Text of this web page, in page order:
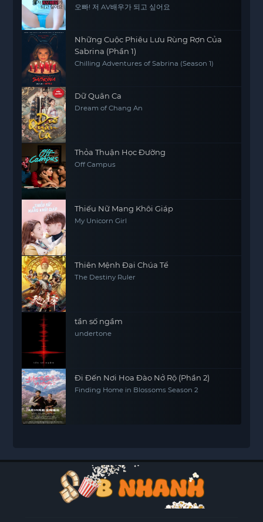
오빠! 저 AV배우가 되고 싶어요
Những Cuộc Phiêu Lưu Rùng Rợn Của
Sabrina (Phần 1)
Chilling Adventures of Sabrina (Season 1)
Dữ Quân Ca
Dream of Chang An
Thỏa Thuận Học Đường
Off Campus
Thiếu Nữ Mang Khôi Giáp
My Unicorn Girl
Thiên Mệnh Đại Chúa Tể
The Destiny Ruler
tần số ngầm
undertone
Đi Đến Nơi Hoa Đào Nở Rộ (Phần 2)
Finding Home in Blossoms Season 2